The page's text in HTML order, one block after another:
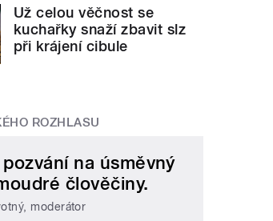
Už celou věčnost se
kuchařky snaží zbavit slz
při krájení cibule
ROZHLASU
na úsměvný
člověčiny.
moderátor